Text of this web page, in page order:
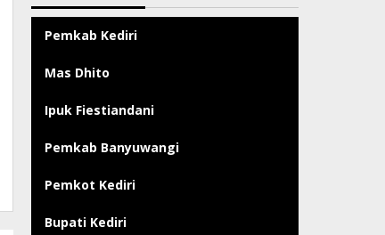
Pemkab Kediri
Mas Dhito
Ipuk Fiestiandani
Pemkab Banyuwangi
Pemkot Kediri
Bupati Kediri